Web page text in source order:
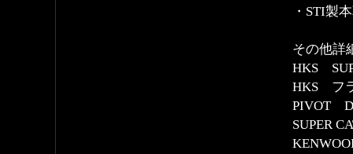
・STI製
その他詳
HKS
HKS フ
PIVOT
SUPER